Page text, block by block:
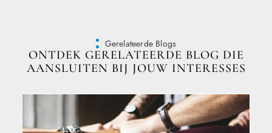
Gerelateerde Blogs
ONTDEK GERELATEERDE BLOG DIE
AANSLUITEN BIJ JOUW INTERESSES